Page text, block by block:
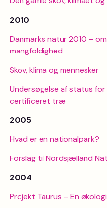
2010
Danmarks natur 2010 –
mangfoldighed
Skov, klima og mennesker
Undersøgelse af status
certificeret træ
2005
Hvad er en nationalpark?
Forslag til Nordsjælland
2004
Projekt Taurus – En